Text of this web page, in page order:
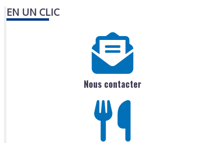
EN UN CLIC
Nous contacter